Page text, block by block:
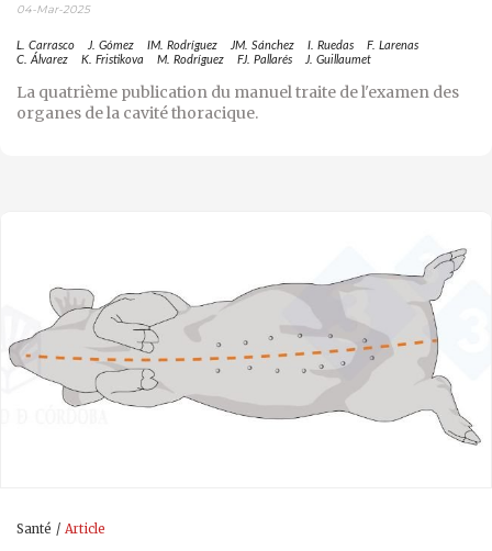
04-Mar-2025
L. Carrasco J. Gómez IM. Rodríguez JM. Sánchez I. Ruedas
F. Larenas
C. Álvarez
K. Fristikova M. Rodríguez FJ. Pallarés J. Guillaumet
La quatrième publication du manuel traite de l'examen des
organes de la cavité thoracique.
Santé Article